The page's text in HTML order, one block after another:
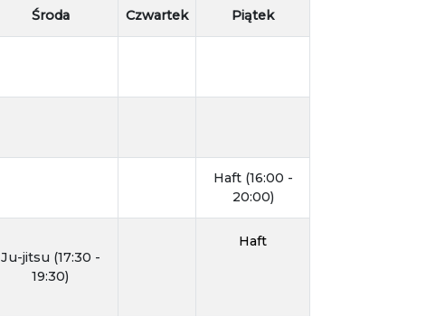
Środa Czwartek Piątek
Haft (16:00 -
20:00)
Ju-jitsu (17:30 -
19:30)
Haft